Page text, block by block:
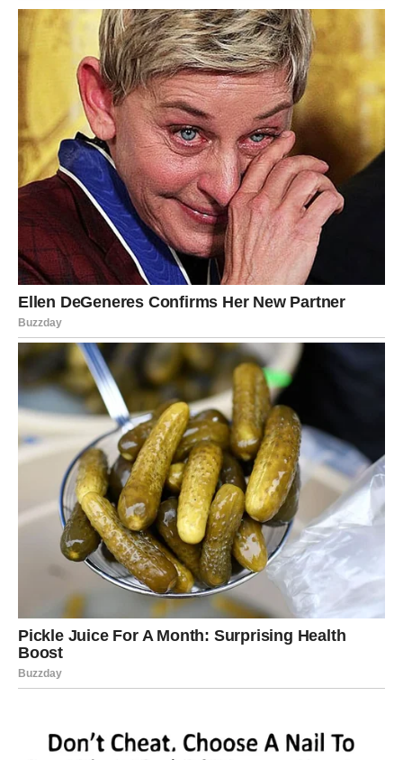
Sudbina vam sprema lijep poklon.
Ribe su znak kojem zvijezde donose najviše razloga za
sreću. Već dugo nosite osjećaj da čekate nešto veliko,
nešto što će vam pokazati da sve kroz šta ste prošli ima
Sada dolazi upravo takav period. Moguće su lijepe vijesti,
ostvarenje želje, ljubavna sreća ili prilika koja mijenja
vašu svakodnevicu na bolje. Najvažnije od svega jeste što
ćete konačno osjetiti da više ne morate stalno da se
borite protiv okolnosti.
Pred vama su dani tokom kojih ćete shvatiti da sreća nije
zaboravila na vas. Samo je čekala pravi trenutak da
stigne.
Zvijezde pokazuju da mnogi znakovi ulaze u period
kakvom su se dugo nadali. Nakon izazova, čekanja i
brojnih pitanja, dolazi vrijeme nagrada, sreće i pozitivnih
promjena.
Posebno se izdvajaju Ribe, Strijelac i Vaga, kojima dolaze
najljepši trenuci, najveća iznenađenja i osjećaj da se život
konačno okreće u njihovu korist. Ipak, svaki znak dobija
priliku da osjeti kako izgleda kada sreća pronađe put do
Ponekad mislimo da je nešto nemoguće. A onda život